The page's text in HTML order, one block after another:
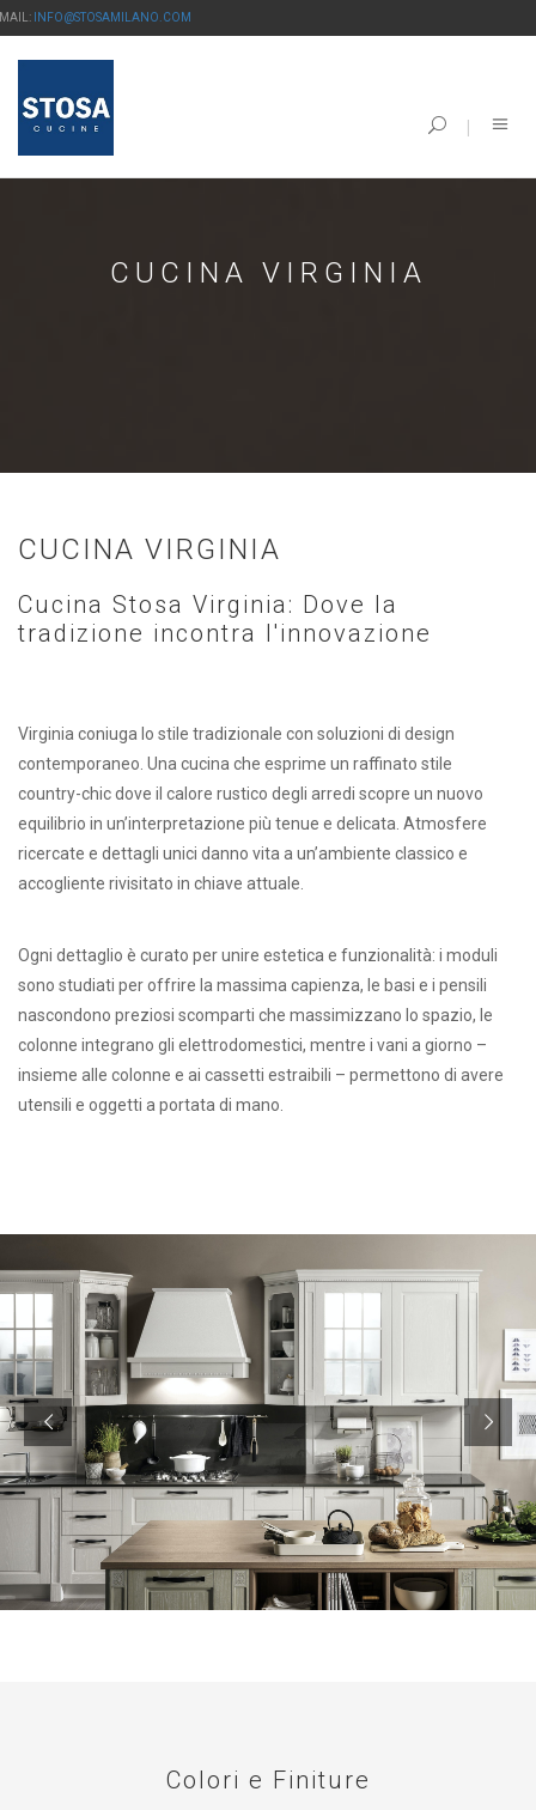
INFO@STOSAMILANO.COM
CUCINA VIRGINIA
CUCINA VIRGINIA
Cucina Stosa Virginia: Dove la
tradizione incontra l'innovazione
Virginia coniuga lo stile tradizionale con soluzioni di design
contemporaneo. Una cucina che esprime un raffinato stile
country-chic dove il calore rustico degli arredi scopre un nuovo
equilibrio in un’interpretazione più tenue e delicata. Atmosfere
ricercate e dettagli unici danno vita a un’ambiente classico e
accogliente rivisitato in chiave attuale.
Ogni dettaglio è curato per unire estetica e funzionalità: i moduli
sono studiati per offrire la massima capienza, le basi e i pensili
nascondono preziosi scomparti che massimizzano lo spazio, le
colonne integrano gli elettrodomestici, mentre i vani a giorno –
insieme alle colonne e ai cassetti estraibili – permettono di avere
utensili e oggetti a portata di mano.
Colori e Finiture